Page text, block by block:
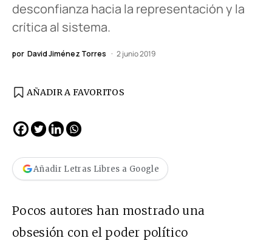
desconfianza hacia la representación y la
crítica al sistema.
por David Jiménez Torres 2 junio 2019
AÑADIR A FAVORITOS
Añadir Letras Libres a Google
Pocos autores han mostrado una
obsesión con el poder político